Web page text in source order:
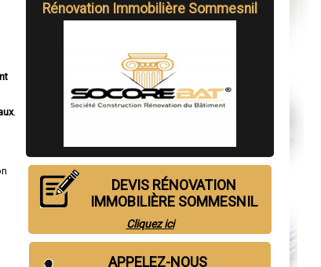
.
Rénovation Immobilière Sommesnil
DEVIS RÉNOVATION
IMMOBILIÈRE SOMMESNIL
Cliquez ici
APPELEZ-NOUS